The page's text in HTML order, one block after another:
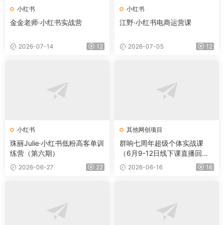
小红书
金金老师·小红书实战营
2026-07-14 12
小红书
江野·小红书电商运营课
2026-07-05 12
小红书
珠丽Julie·小红书低粉高客单训
练营（第六期）
2026-06-27 22
其他网创项目
群响七周年超级个体实战课
（6月9-12日线下课直播回
放）2026-06-16 16